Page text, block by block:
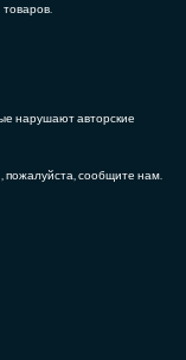
нарушают авторские
сообщите нам.